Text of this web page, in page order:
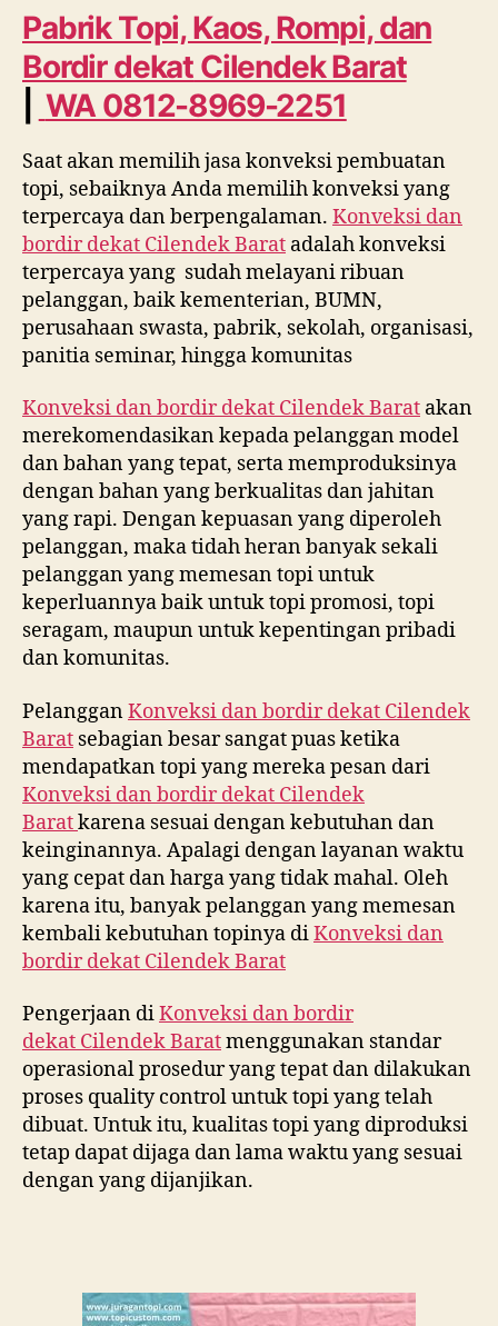
Kaos,
Rompi,
dan
Bordir
dekat
Barat
WA
0812
8969
2251
Pabrik Topi, Kaos, Rompi, dan
Bordir dekat Cilendek Barat
WA 0812-8969-2251
Saat akan memilih jasa konveksi pembuatan
topi, sebaiknya Anda memilih konveksi yang
terpercaya dan berpengalaman. Konveksi dan
bordir dekat Cilendek Barat adalah konveksi
terpercaya yang sudah melayani ribuan
pelanggan, baik kementerian, BUMN,
perusahaan swasta, pabrik, sekolah, organisasi,
panitia seminar, hingga komunitas
Konveksi dan bordir dekat Cilendek Barat akan
merekomendasikan kepada pelanggan model
dan bahan yang tepat, serta memproduksinya
dengan bahan yang berkualitas dan jahitan
yang rapi. Dengan kepuasan yang diperoleh
pelanggan, maka tidah heran banyak sekali
pelanggan yang memesan topi untuk
keperluannya baik untuk topi promosi, topi
seragam, maupun untuk kepentingan pribadi
dan komunitas.
PelangganKonveksi dan bordir dekat Cilendek
Barat sebagian besar sangat puas ketika
mendapatkan topi yang mereka pesan dari
Konveksi dan bordir dekat Cilendek
Baratkarena sesuai dengan kebutuhan dan
keinginannya. Apalagi dengan layanan waktu
yang cepat dan harga yang tidak mahal. Oleh
karena itu, banyak pelanggan yang memesan
kembali kebutuhan topinya diKonveksi dan
bordir dekat Cilendek Barat
Pengerjaan diKonveksi dan bordir
dekat Cilendek Baratmenggunakan standar
operasional prosedur yang tepat dan dilakukan
proses quality control untuk topi yang telah
dibuat. Untuk itu, kualitas topi yang diproduksi
tetap dapat dijaga dan lama waktu yang sesuai
dengan yang dijanjikan.